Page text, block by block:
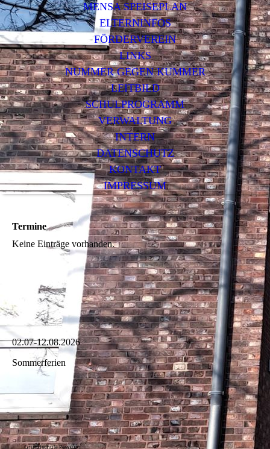
MENSA SPEISEPLAN
ELTERNINFOS
FÖRDERVEREIN
LINKS
NUMMER GEGEN KUMMER
LEITBILD
SCHULPROGRAMM
VERWALTUNG
INTERN
DATENSCHUTZ
KONTAKT
IMPRESSUM
Termine
Keine Einträge vorhanden.
02.07-12.08.2026
Sommerferien
Grundschule Pewsum